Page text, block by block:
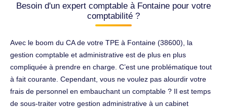
Besoin d'un expert comptable à Fontaine pour votre
comptabilité ?
Avec le boom du CA de votre TPE à Fontaine (38600), la
gestion comptable et administrative est de plus en plus
compliquée à prendre en charge. C’est une problématique tout
à fait courante. Cependant, vous ne voulez pas alourdir votre
frais de personnel en embauchant un comptable ? Il est temps
de sous-traiter votre gestion administrative à un cabinet